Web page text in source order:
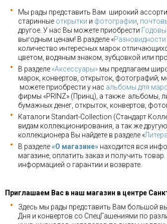
Мы рады представить Вам широкий
старинные открытки и фотографии
другое. У нас Вы можете приобрести
выгодным ценам! В разделе «
количество интересных марок
цветом, водяным знаком, зубцовкой или
В разделе «Аксессуары» мы предлагаем
марок, конвертов, открыток, фотографий,
можете приобрести у нас альбомы для
фирмы «PRINZ» (Принц), а также альбомы,
бумажных денег, открыток, конвертов,
Каталоги Standart-Collection (Стандарт
видам коллекционирования, а так же
коллекционера Вы найдете в разделе «
В разделе«О магазине» находится вся
магазине, оплатить заказ и получить
информацией о гарантии и возврате.
Приглашаем Вас в наш магазин в центре
Здесь мы рады представить Вам большой
Дня и конвертов со СпецГашениями по